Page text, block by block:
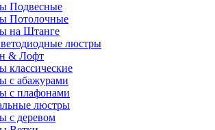
Подвесные
Потолочные
на Штанге
люстры
& Лофт
классические
с абажурами
с плафонами
люстры
с деревом